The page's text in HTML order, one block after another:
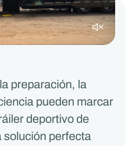
preparación, la
pueden marcar
deportivo de
solución perfecta